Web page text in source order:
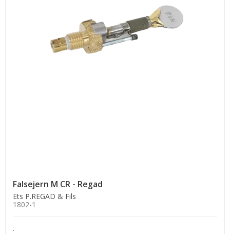
Falsejern M CR - Regad
Ets P.REGAD & Fils
1802-1
.